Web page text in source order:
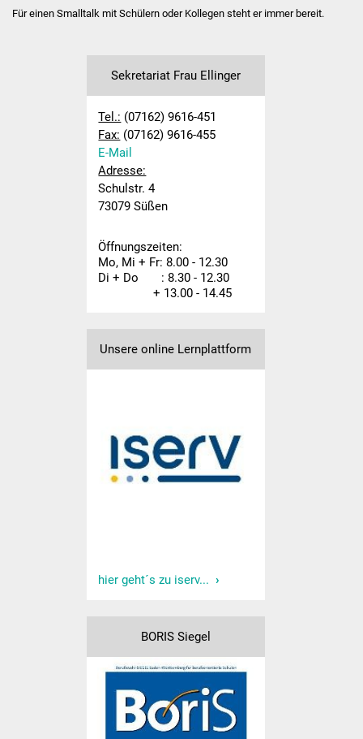
Aktuelles
Projekte
Schulreifes Kind
Kooperation KiGa
Lese-Aktionstage
Informationen zu
weiterführenden Schulen
Kooperation Kindergarten
Für einen Smalltalk mit Schülern oder Kollegen steht er immer bereit.
Sekretariat Frau Ellinger
Tel.: (07162) 9616-451
Fax: (07162) 9616-455
E-Mail
Adresse:
Schulstr. 4
73079 Süßen
Öffnungszeiten:
Mo, Mi + Fr: 8.00 - 12.30
Di + Do : 8.30 - 12.30
+ 13.00 - 14.45
Unsere online Lernplattform
hier geht´s zu iserv...
BORIS Siegel